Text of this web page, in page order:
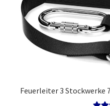
Feuerleiter 3 Stockwerke